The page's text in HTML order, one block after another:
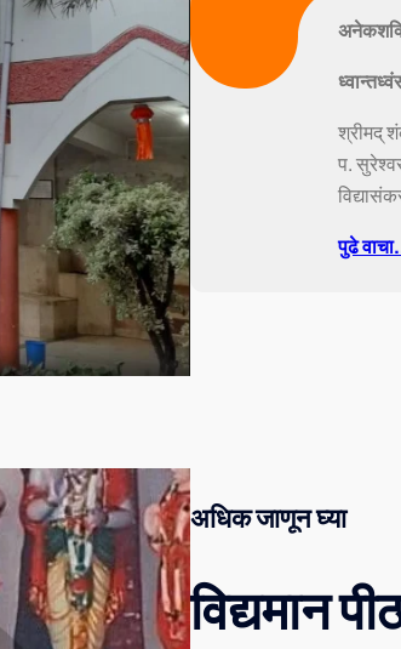
श्रीमद्
प.
पुढे
अधिक जाणून घ्या
विद्यमान